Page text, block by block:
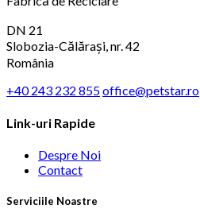
DN 21
Slobozia-Călărași, nr. 42
România
+40 243 232 855office@petstar.ro
Link-uri Rapide
Despre Noi
Contact
Serviciile Noastre